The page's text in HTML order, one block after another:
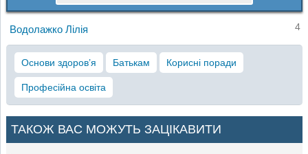
Водолажко Лілія 4
Основи здоров’я Батькам Корисні поради
Професійна освіта
ТАКОЖ ВАС МОЖУТЬ ЗАЦІКАВИТИ